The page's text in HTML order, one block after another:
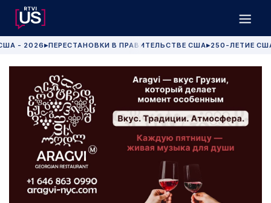
- 2026 ▶ПЕРЕСТАНОВКИ В ПРАВИТЕЛЬСТВЕ США▶250-ЛЕТИЕ